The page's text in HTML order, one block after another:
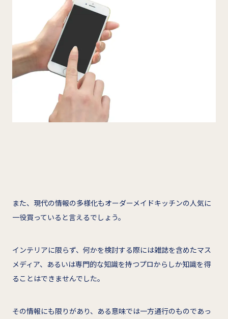
また、現代の情報の多様化もオーダーメイドキッチンの人気に
一役買っていると言えるでしょう。
インテリアに限らず、何かを検討する際には雑誌を含めたマス
メディア、あるいは専門的な知識を持つプロからしか知識を得
ることはできませんでした。
その情報にも限りがあり、ある意味では一方通行のものであっ